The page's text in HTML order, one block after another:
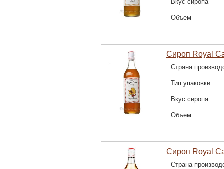
Вкус сиропа
Объем
Сироп Royal
Страна
Тип упаковки
Вкус сиропа
Объем
Сироп Royal
Страна